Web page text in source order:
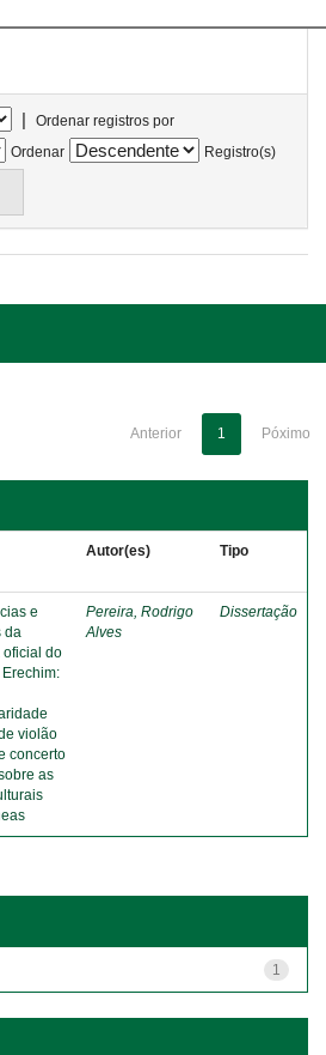
|
Ordenar registros por
Ordenar
Registro(s)
Anterior 1 Póximo
Autor(es) Tipo
e
da
oficial do
violão
concerto
as
Pereira, Rodrigo
Alves
Dissertação
1